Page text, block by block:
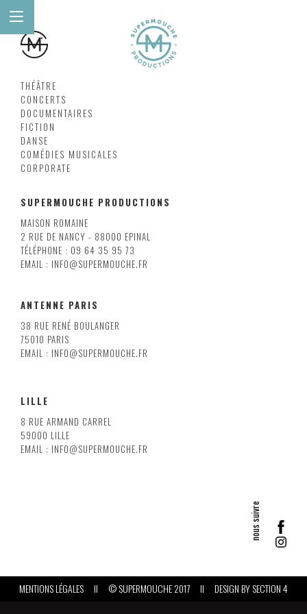
THÉÂTRE
CONCERTS
DOCUMENTAIRES
FICTION
DANSE
COMÉDIES MUSICALES
CORPORATE
SUPERMOUCHE PRODUCTIONS
MAISON ROMAINE
2 RUE DE NANCY - 88000 EPINAL
TÉLÉPHONE : 09 64 35 95 73
EMAIL : INFO@SUPERMOUCHE.FR
ANTENNE PARIS
38 RUE RENÉ BOULANGER
75010 PARIS
EMAIL : INFO@SUPERMOUCHE.FR
LILLE
8 RUE ARMAND CARREL
59000 LILLE
EMAIL : INFO@SUPERMOUCHE.FR
MENTIONS LÉGALES II © SUPERMOUCHE 2017 II DESIGN BYSECTION 4